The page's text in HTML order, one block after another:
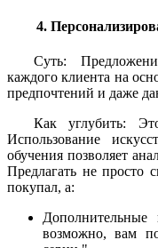
4.
Суть:
каждого клиента на
предпочтений и даже
Как углубить:
Использование
обучения позволяет
Предлагать не просто
покупал, а:
возможно, вам